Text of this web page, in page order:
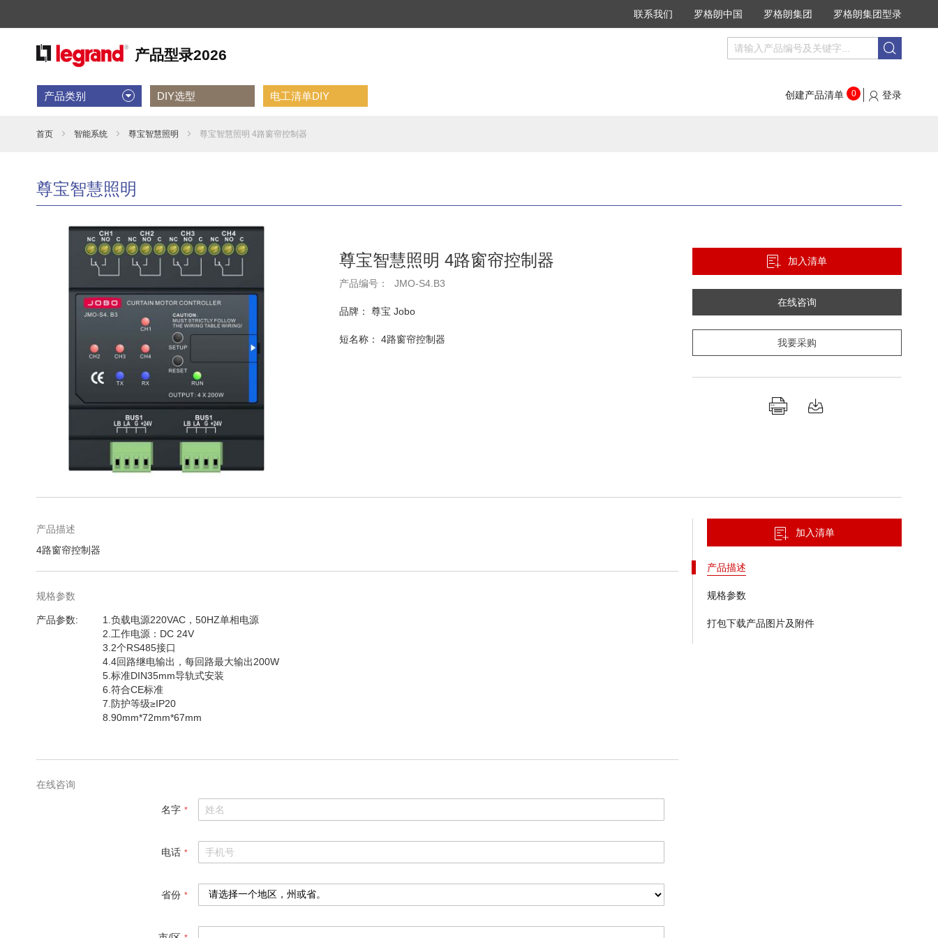
联系我们 罗格朗中国 罗格朗集团 罗格朗集团型录
搜
创建产品清单
0 登录
产品类别 DIY选型 电工清单DIY
首页 智能系统 尊宝智慧照明 尊宝智慧照明 4路窗帘控制器
尊宝智慧照明
尊宝智慧照明 4路窗帘控制器
产品编号： JMO-S4.B3
品牌： 尊宝 Jobo
短名称： 4路窗帘控制器
加入清单
在线咨询
我要采购
转
图
库
的
头
加入清单
产品描述
规格参数
打包下载产品图片及附件
产品描述
4路窗帘控制器
规格参数
规
产品参数
1.负载电源220VAC，50HZ单相电源
2.工作电源：DC 24V
3.2个RS485接口
4.4回路继电输出，每回路最大输出200W
5.标准DIN35mm导轨式安装
6.符合CE标准
7.防护等级≥IP20
8.90mm*72mm*67mm
在线咨询
名字
电话
省份